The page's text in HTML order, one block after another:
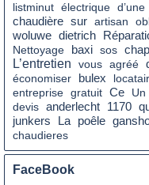
listminut électrique d’une
chaudière sur artisan
woluwe dietrich
Nettoyage
baxi sos
L’entretien vous agréé
économiser
bulex
entreprise gratuit Ce Un
devis anderlecht 1170
junkers La poêle
chaudieres
FaceBook